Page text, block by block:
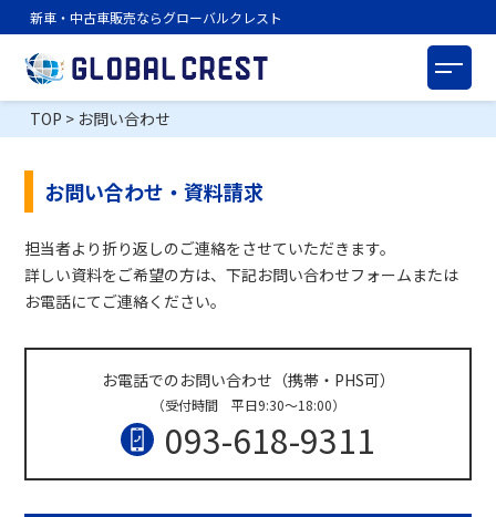
新車・中古車販売ならグローバルクレスト
TOP > お問い合わせ
お問い合わせ・資料請求
担当者より折り返しのご連絡をさせていただきます。
詳しい資料をご希望の方は、下記お問い合わせフォームまたは
お電話にてご連絡ください。
お電話でのお問い合わせ（携帯・PHS可）
（受付時間 平日9:30～18:00）
093-618-9311